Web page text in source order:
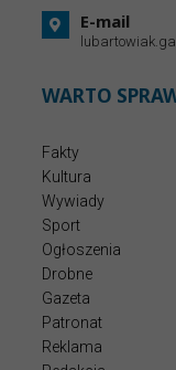
E-mail
WARTO
Fakty
Kultura
Wywiady
Sport
Ogłoszenia
Drobne
Gazeta
Patronat
Reklama